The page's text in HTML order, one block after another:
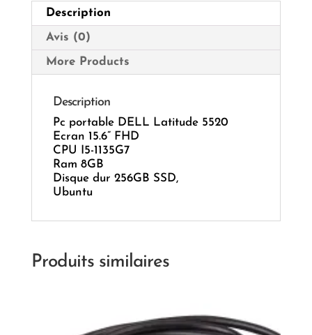
Description
Avis (0)
More Products
Description
Pc portable DELL Latitude 5520
Ecran 15.6” FHD
CPU I5-1135G7
Ram 8GB
Disque dur 256GB SSD,
Ubuntu
Produits similaires